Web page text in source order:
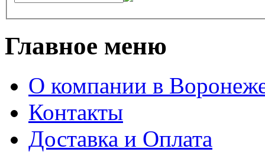
Главное меню
О компании в
Контакты
Доставка и Оплата